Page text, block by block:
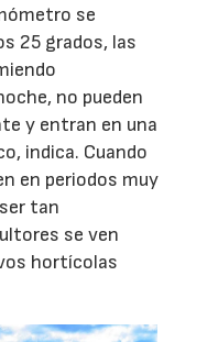
se
25 grados, las
no pueden
y entran en una
indica. Cuando
en periodos muy
tan
se ven
hortícolas